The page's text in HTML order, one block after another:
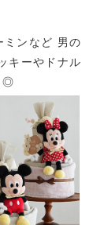
ミンなど 男の
キーやドナル
◎